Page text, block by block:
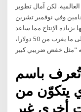
لكن آمال تطوير
وفي نوفمبر تشرين
بزيادة الإنتاج مما ساعد
على دفع أسعار النفط للهبوط نحو 30 بالمئة، إلى ما يقرب من 50 دولارا،
تُعرف باسم
يتكوّن من
أخرى غير